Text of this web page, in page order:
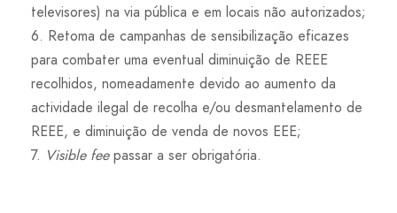
televisores) na via pública e em locais não autorizados;
6. Retoma de campanhas de sensibilização eficazes
para combater uma eventual diminuição de REEE
recolhidos, nomeadamente devido ao aumento da
actividade ilegal de recolha e/ou desmantelamento de
REEE, e diminuição de venda de novos EEE;
7. Visible feepassar a ser obrigatória.